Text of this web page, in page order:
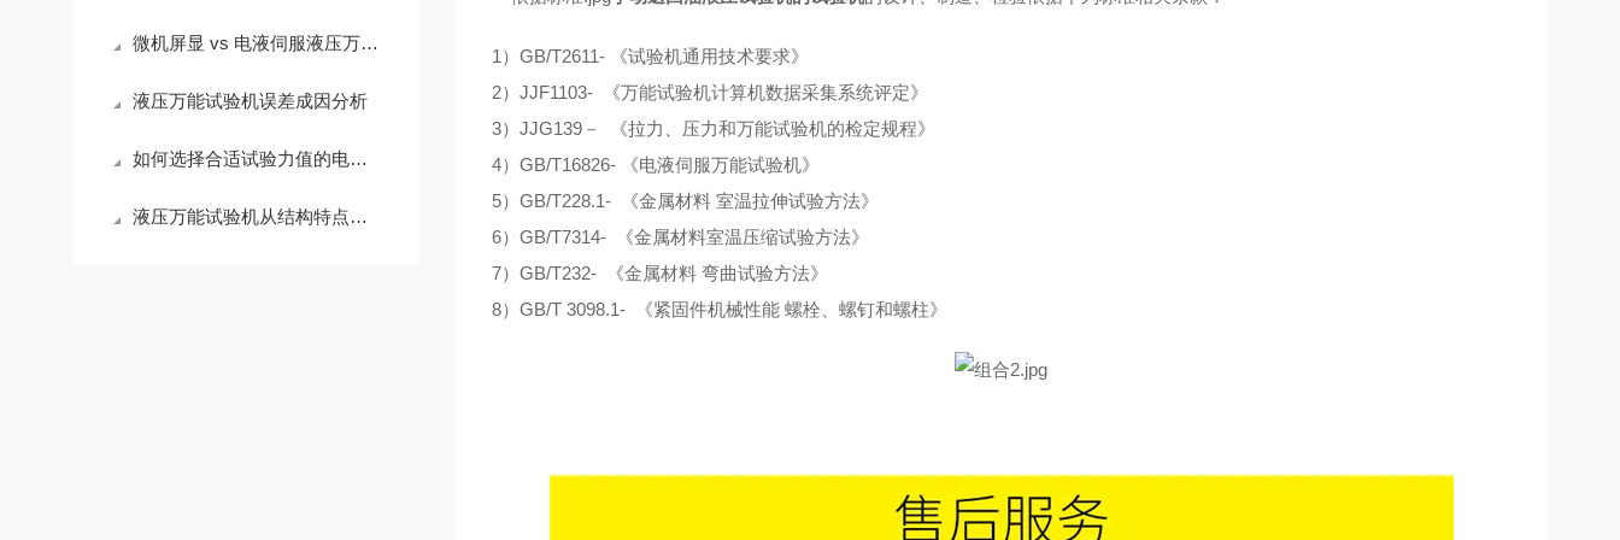
微机屏显 vs 电液伺服液压万能试验机在核心原理与控制方式区别
液压万能试验机误差成因分析
如何选择合适试验力值的电子拉力试验机
液压万能试验机从结构特点来看其与电子万能试验机之间的区别
1）GB/T2611- 《试验机通用技术要求》
2）JJF1103- 《万能试验机计算机数据采集系统评定》
3）JJG139－ 《拉力、压力和万能试验机的检定规程》
4）GB/T16826- 《电液伺服万能试验机》
5）GB/T228.1- 《金属材料 室温拉伸试验方法》
6）GB/T7314- 《金属材料室温压缩试验方法》
7）GB/T232- 《金属材料 弯曲试验方法》
8）GB/T 3098.1- 《紧固件机械性能 螺栓、螺钉和螺柱》